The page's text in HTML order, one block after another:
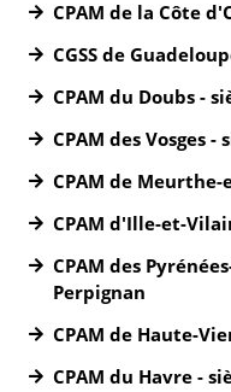
CPAM de la Côte
CGSS de
CPAM du Doubs -
CPAM des Vosges -
CPAM de Meurthe-
CPAM d'Ille-et-
CPAM des
Perpignan
CPAM de Haute-
CPAM du Havre -